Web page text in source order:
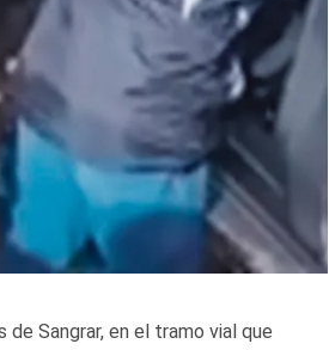
Sangrar, en el tramo vial que